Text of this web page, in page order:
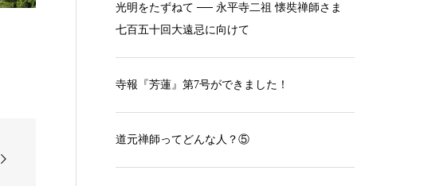
光明をたずねて ── 永平寺二祖 懐奘禅師さま
七百五十回大遠忌に向けて
寺報『芳蓮』第7号ができました！
道元禅師ってどんな人？⑤